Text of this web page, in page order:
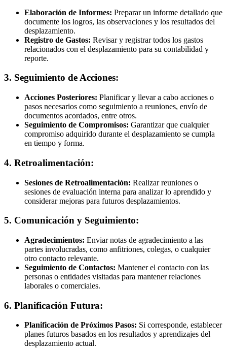
Elaboración de Informes: Preparar un informe detallado que
documente los logros, las observaciones y los resultados del
desplazamiento.
Registro de Gastos: Revisar y registrar todos los gastos
relacionados con el desplazamiento para su contabilidad y
reporte.
3. Seguimiento de Acciones:
Acciones Posteriores: Planificar y llevar a cabo acciones o
pasos necesarios como seguimiento a reuniones, envío de
documentos acordados, entre otros.
Seguimiento de Compromisos: Garantizar que cualquier
compromiso adquirido durante el desplazamiento se cumpla
en tiempo y forma.
4. Retroalimentación:
Sesiones de Retroalimentación: Realizar reuniones o
sesiones de evaluación interna para analizar lo aprendido y
considerar mejoras para futuros desplazamientos.
5. Comunicación y Seguimiento:
Agradecimientos: Enviar notas de agradecimiento a las
partes involucradas, como anfitriones, colegas, o cualquier
otro contacto relevante.
Seguimiento de Contactos: Mantener el contacto con las
personas o entidades visitadas para mantener relaciones
laborales o comerciales.
6. Planificación Futura:
Planificación de Próximos Pasos: Si corresponde, establecer
planes futuros basados en los resultados y aprendizajes del
desplazamiento actual.